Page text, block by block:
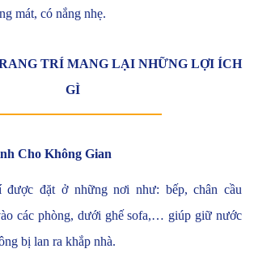
mát, có nắng nhẹ.
TRÍ MANG LẠI NHỮNG LỢI ÍCH
GÌ
Cho Không Gian
được đặt ở những nơi như: bếp, chân cầu
các phòng, dưới ghế sofa,… giúp giữ nước
bị lan ra khắp nhà.